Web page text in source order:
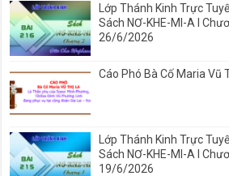
Lớp Thánh Kinh Trực
Sách NƠ-KHE-MI-A I
26/6/2026
Cáo Phó Bà Cố Maria Vũ
Lớp Thánh Kinh Trực
Sách NƠ-KHE-MI-A I
19/6/2026